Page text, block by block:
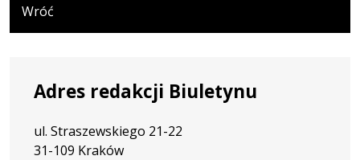
Wróć
Adres redakcji Biuletynu
ul. Straszewskiego 21-22
31-109 Kraków